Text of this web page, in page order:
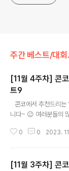
주
[11월 4주차] 콘
트9
콘코에서 추천드리
니다~ 😉 여러분들의
✔ 2023 국민체육진흥
전속 모델 오디션 ✔ [
0 0 2023.
[11월 3주차] 콘